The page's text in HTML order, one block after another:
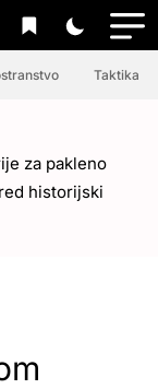
Taktika
za pakleno
historijski